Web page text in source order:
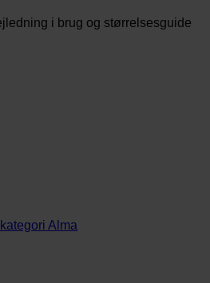
i brug og størrelsesguide